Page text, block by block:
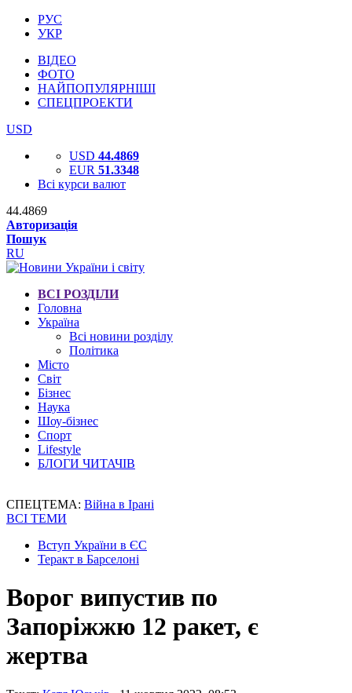
РУС
УКР
ВІДЕО
ФОТО
НАЙПОПУЛЯРНІШІ
СПЕЦПРОЕКТИ
USD
USD 44.4869
EUR 51.3348
Всі курси валют
44.4869
Авторизація
Пошук
RU
ВСІ РОЗДІЛИ
Головна
Україна
Всі новини розділу
Політика
Місто
Світ
Бізнес
Наука
Шоу-бізнес
Спорт
Lifestyle
БЛОГИ ЧИТАЧІВ
СПЕЦТЕМА: Війна в Ірані
ВСІ ТЕМИ
Вступ України в ЄС
Теракт в Барселоні
Ворог випустив по
Запоріжжю 12 ракет, є
жертва